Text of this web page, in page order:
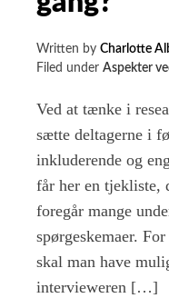
Written by Charlotte
Filed under Aspekter
Ved at tænke i
sætte deltagerne i
inkluderende og
får her en tjekliste,
foregår mange
spørgeskemaer.
skal man have
intervieweren […]